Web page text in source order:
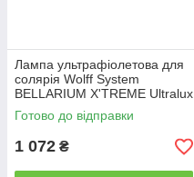
Лампа ультрафіолетова для
солярія Wolff System
BELLARIUM X'TREME Ultralux
R 180W
Готово до відправки
1 072 ₴